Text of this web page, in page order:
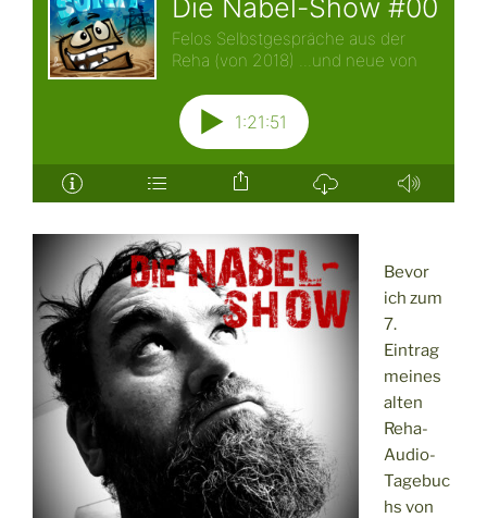
Bevor
ich zum
7.
Eintrag
meines
alten
Reha-
Audio-
Tagebuc
hs von